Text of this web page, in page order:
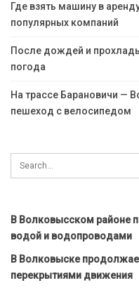
Где взять машину в
популярных компаний
После дождей и
погода
На трассе Барановичи —
пешеход с велосипедом
В Волковысском районе
водой и водопроводами
В Волковыске
перекрытиями движения